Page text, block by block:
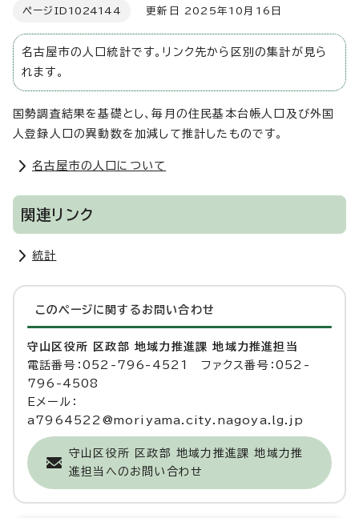
ページID 1024144 更新日 2025年10月16日
名古屋市の人口統計です。リンク先から区別の集計が見ら
れます。
国勢調査結果を基礎とし、毎月の住民基本台帳人口及び外国
人登録人口の異動数を加減して推計したものです。
名古屋市の人口について
関連リンク
統計
このページに関する お問い合わせ
守山区役所 区政部 地域力推進課 地域力推進担当
電話番号：052-796-4521 ファクス番号：052-
796-4508
Eメール：
a7964522@moriyama.city.nagoya.lg.jp
守山区役所 区政部 地域力推進課 地域力推
進担当へのお問い合わせ